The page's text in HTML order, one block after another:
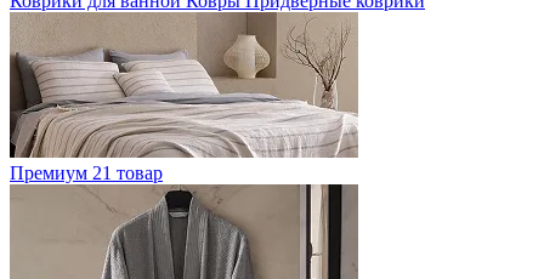
Премиум 21 товар